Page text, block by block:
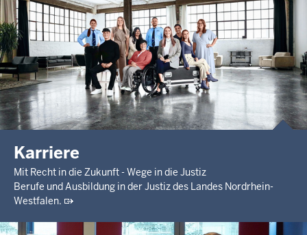
Karriere
Mit Recht in die Zukunft - Wege in die Justiz
Berufe und Ausbildung in der Justiz des Landes Nordrhein-
Westfalen.